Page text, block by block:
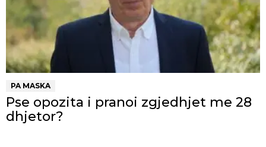
PA MASKA
Pse opozita i pranoi zgjedhjet me 28
dhjetor?